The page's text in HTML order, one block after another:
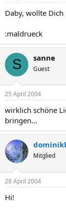
Daby, wollte
:maldrueck
S sanne
Guest
25 April 2004
wirklich schöne
bringen...
Mitglied
28 April 2004
Hi!